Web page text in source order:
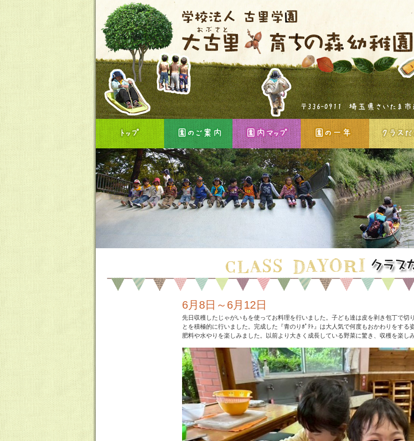
6月8日～6月12日
先日収穫したじゃがいもを使ってお料理を行いました。子ども達は皮を剥き包丁で切
とを積極的に行いました。完成した『青のりﾎﾟﾃﾄ』は大人気で何度もおかわりをする
肥料や水やりを楽しみました。以前より大きく成長している野菜に驚き、収穫を楽し